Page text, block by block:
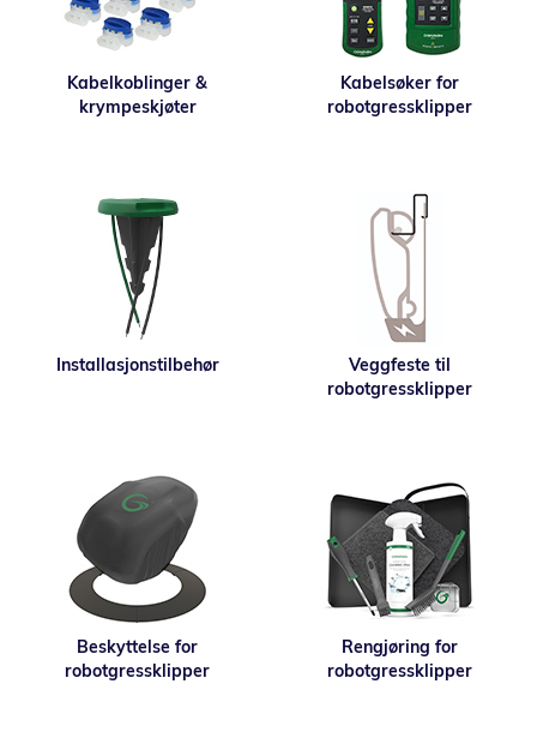
Kabelkoblinger &
krympeskjøter
Kabelsøker for
robotgressklipper
Installasjonstilbehør
Veggfeste til
robotgressklipper
Beskyttelse for
robotgressklipper
Rengjøring for
robotgressklipper